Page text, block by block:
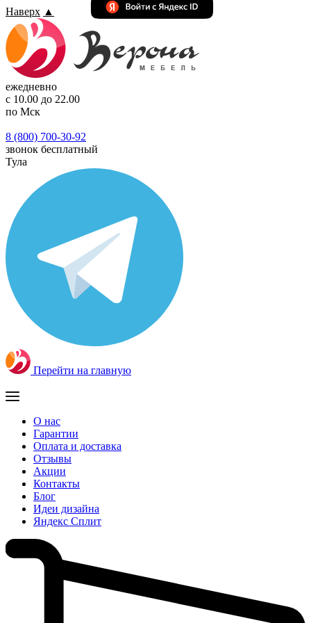
Наверх ▲
ежедневно
с 10.00 до 22.00
по Мск
8 (800) 700-30-92
звонок бесплатный
Тула
Перейти на главную
О нас
Гарантии
Оплата и доставка
Отзывы
Акции
Контакты
Блог
Идеи дизайна
Яндекс Сплит